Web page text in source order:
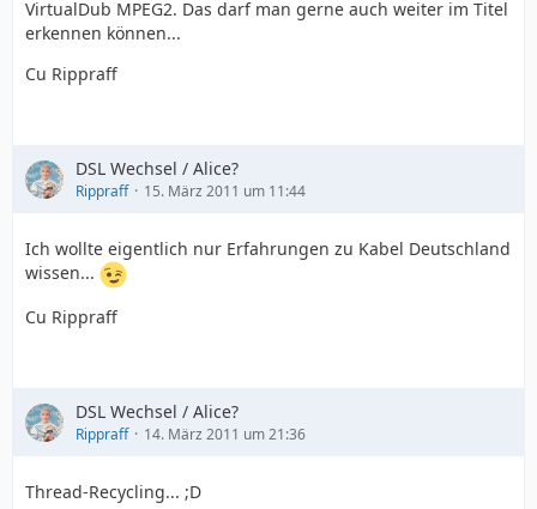
VirtualDub MPEG2. Das darf man gerne auch weiter im Titel
erkennen können...
Cu Rippraff
DSL Wechsel / Alice?
Rippraff 15. März 2011 um 11:44
Ich wollte eigentlich nur Erfahrungen zu Kabel Deutschland
wissen...
Cu Rippraff
DSL Wechsel / Alice?
Rippraff 14. März 2011 um 21:36
Thread-Recycling... ;D